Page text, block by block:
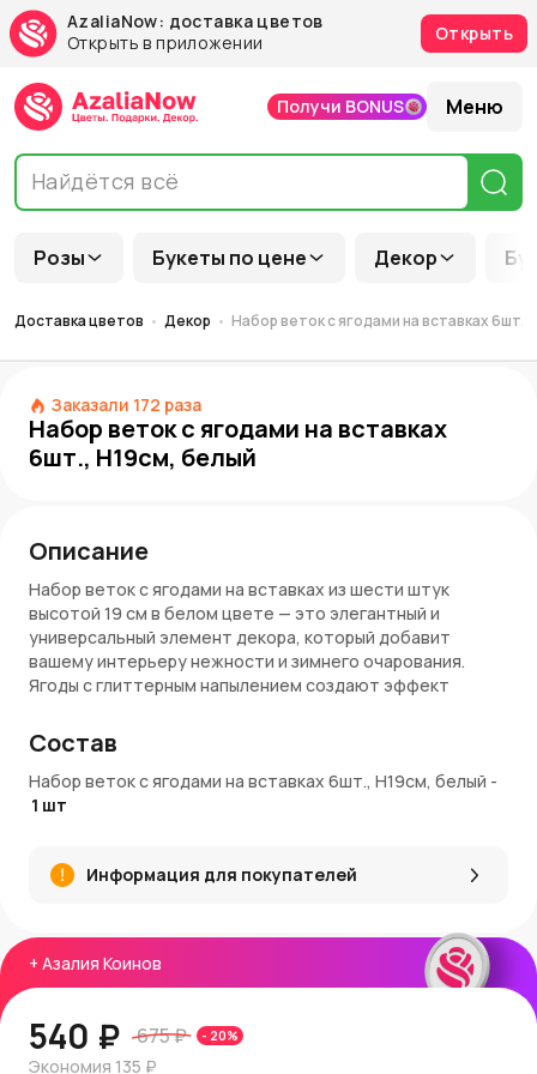
AzaliaNow: доставка цветов
Открыть в приложении
Открыть
Розы Букеты по цене Декор
Получи BONUS Меню
Доставка цветов Декор Набор веток с ягодами на вставках 6шт.,
Заказали 172 раза
Набор веток с ягодами на вставках
6шт., H19см, белый
+ Азалия Коинов
540 ₽ 675 ₽ - 20%
Экономия 135 ₽
Описание
Набор веток с ягодами на вставках из шести штук
высотой 19 см в белом цвете — это элегантный и
универсальный элемент декора, который добавит
вашему интерьеру нежности и зимнего очарования.
Ягоды с глиттерным напылением создают эффект
атмосферу.
Материалы и качество
Ветки изготовлены из прочного материала, а ягоды
обеспечивает долговечность и устойчивость к
осыпанию. Гибкие стебли позволяют легко размещать
Применение и украшение интерьера
Этот набор идеально подходит для декора новогодних
букетов. Белый цвет ягод с блестящим покрытием
добавляет свежести и гармонично сочетается с
Состав
Набор веток с ягодами на вставках 6шт., H19см, белый -
1 шт
Информация для покупателей